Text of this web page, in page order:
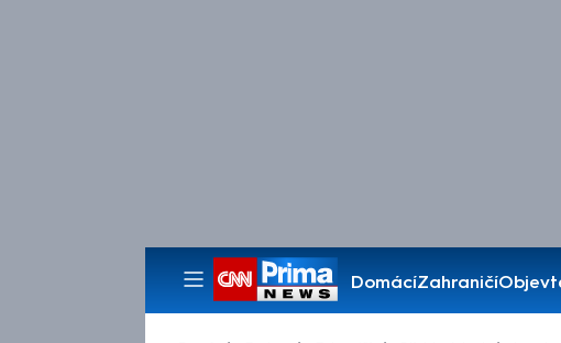
DomácíZahraničí
Pořady